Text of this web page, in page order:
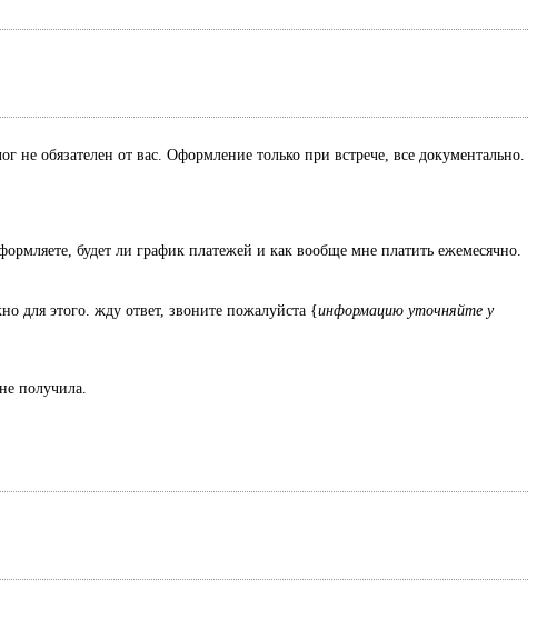
обязателен от вас. Оформление только при встрече, все документально.
будет ли график платежей и как вообще мне платить ежемесячно.
для этого. жду ответ, звоните пожалуйста {информацию уточняйте у
получила.